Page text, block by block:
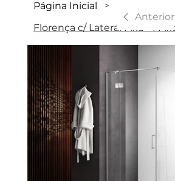
Página Inicial >
Anterior